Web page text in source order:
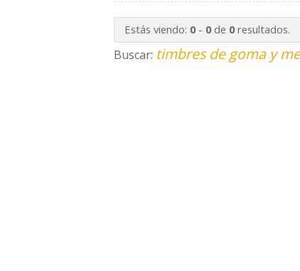
Estás viendo: 0- 0de 0resultados.
Buscar: timbres de goma y